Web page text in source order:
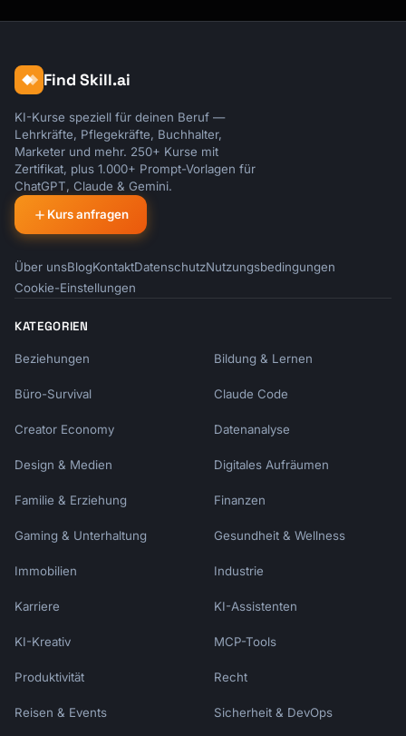
Find Skill.ai
KI-Kurse speziell für deinen Beruf —
Lehrkräfte, Pflegekräfte, Buchhalter,
Marketer und mehr. 250+ Kurse mit
Zertifikat, plus 1.000+ Prompt-Vorlagen für
ChatGPT, Claude & Gemini.
Kurs anfragen
Über unsBlogKontaktDatenschutzNutzungsbedingungen
Cookie-Einstellungen
KATEGORIEN
Beziehungen Bildung & Lernen
Büro-Survival Claude Code
Creator Economy Datenanalyse
Design & Medien Digitales Aufräumen
Familie & Erziehung Finanzen
Gaming & Unterhaltung Gesundheit & Wellness
Immobilien Industrie
Karriere KI-Assistenten
KI-Kreativ MCP-Tools
Produktivität Recht
Reisen & Events Sicherheit & DevOps